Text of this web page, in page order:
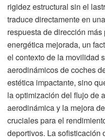
rigidez estructural sin el
traduce directamente en
respuesta de dirección
energética mejorada, un
el contexto de la movilidad
aerodinámicos de coches
estética impactante, sino
la optimización del flujo de
aerodinámica y la mejora
cruciales para el
deportivos. La sofisticación